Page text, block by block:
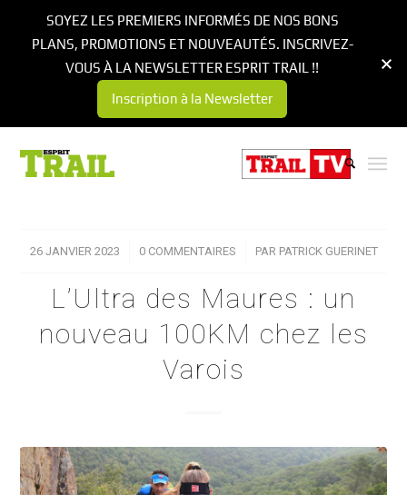
26 JANVIER 2023
/ 0 COMMENTAIRES
/ PAR PATRICK GUERINET
L’Ultra des Maures : un
nouveau 100KM chez les
Varois
SOYEZ LES PREMIERS INFORMÉS DE NOS BONS
PLANS, PROMOTIONS ET NOUVEAUTÉS. INSCRIVEZ-
VOUS À LA NEWSLETTER ESPRIT TRAIL !!
Inscription à la Newsletter